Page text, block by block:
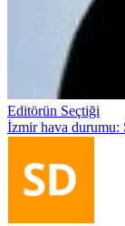
Editörün Seçtiği
İzmir hava durumu: